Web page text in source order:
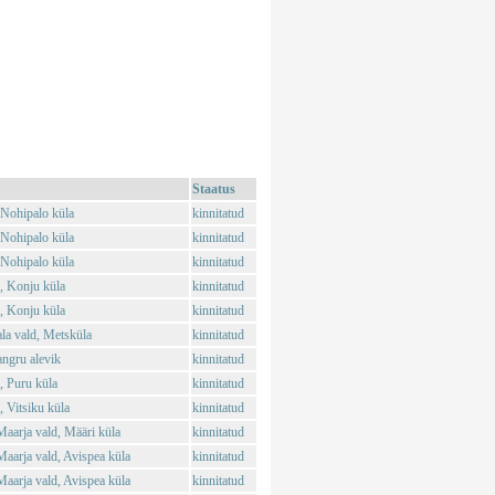
Staatus
küla
kinnitatud
küla
kinnitatud
küla
kinnitatud
Konju küla
kinnitatud
Konju küla
kinnitatud
vald, Metsküla
kinnitatud
alevik
kinnitatud
Puru küla
kinnitatud
Vitsiku küla
kinnitatud
vald, Määri küla
kinnitatud
vald, Avispea küla
kinnitatud
vald, Avispea küla
kinnitatud